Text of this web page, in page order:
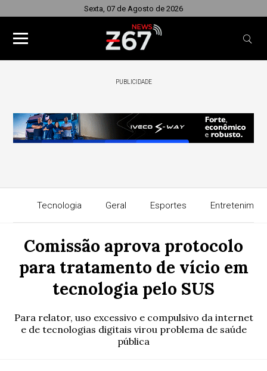
Sexta, 07 de Agosto de 2026
PUBLICIDADE
Tecnologia Geral Esportes
Comissão aprova protocolo
para tratamento de vício em
tecnologia pelo SUS
Para relator, uso excessivo e compulsivo da internet
e de tecnologias digitais virou problema de saúde
pública